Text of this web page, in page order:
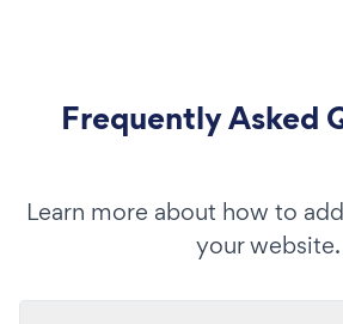
Frequently Asked
Learn more about how to
your website.